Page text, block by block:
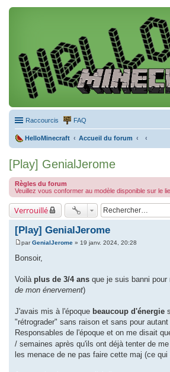
Raccourcis FAQ
HelloMinecraft Accueil du forum
[Play] GenialJerome
Règles du forum
Veuillez vous conformer au modèle disponible sur le
Verrouillé
[Play] GenialJerome
M
s
a
g
e
parGenialJerome » 19 janv. 2024, 20:28
Bonsoir,
Voilà plus de 3/4 ans que je suis banni pour
de mon énervement)
J'avais mis à l'époque beaucoup d'énergie
"rétrograder" sans raison et sans pour
Responsables de l'époque et on me disait
/ semaines après qu'ils ont déjà tenter de me
les menace de ne pas faire cette maj (ce